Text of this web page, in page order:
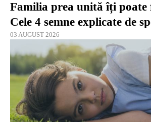
Familia prea unită îți poate
Cele 4 semne explicate de
03 AUGUST 2026